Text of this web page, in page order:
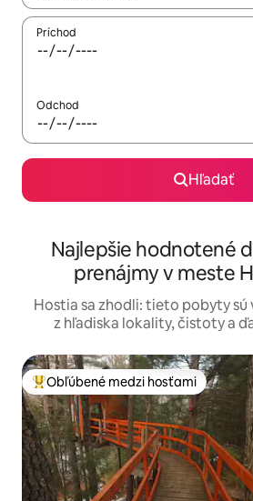
Príchod
Odchod
Hľadať
Najlepšie hodnotené
prenájmy v meste
Hostia sa zhodli: tieto pobyty
z hľadiska lokality, čistoty a
Najobľúbenejšie medzi hosťami
Obľúbené medzi hosťami